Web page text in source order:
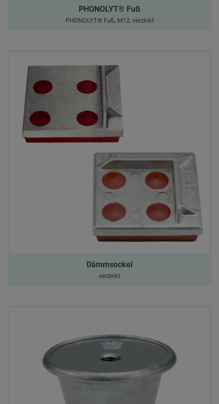
PHONOLYT® Fuß
PHONOLYT® Fuß, M12, verzinkt
Dämmsockel
verzinkt